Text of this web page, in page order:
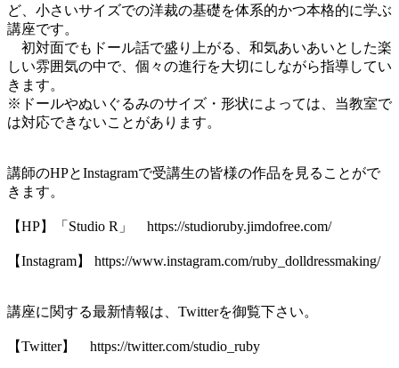
ど、小さいサイズでの洋裁の基礎を体系的かつ本格的に学ぶ
講座です。
初対面でもドール話で盛り上がる、和気あいあいとした楽
しい雰囲気の中で、個々の進行を大切にしながら指導してい
きます。
※ドールやぬいぐるみのサイズ・形状によっては、当教室で
は対応できないことがあります。
講師のHPとInstagramで受講生の皆様の作品を見ることがで
きます。
【HP】「Studio R」 https://studioruby.jimdofree.com/
【Instagram】 https://www.instagram.com/ruby_dolldressmaking/
講座に関する最新情報は、Twitterを御覧下さい。
【Twitter】 https://twitter.com/studio_ruby